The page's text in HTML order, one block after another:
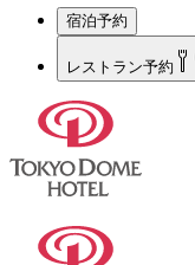
宿泊予約
レストラン予約